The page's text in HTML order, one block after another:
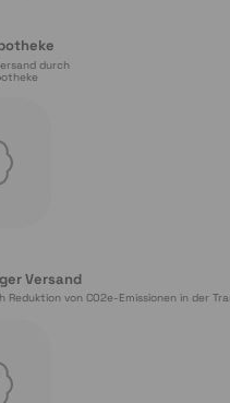
durch
Versand
von CO2e-Emissionen in der